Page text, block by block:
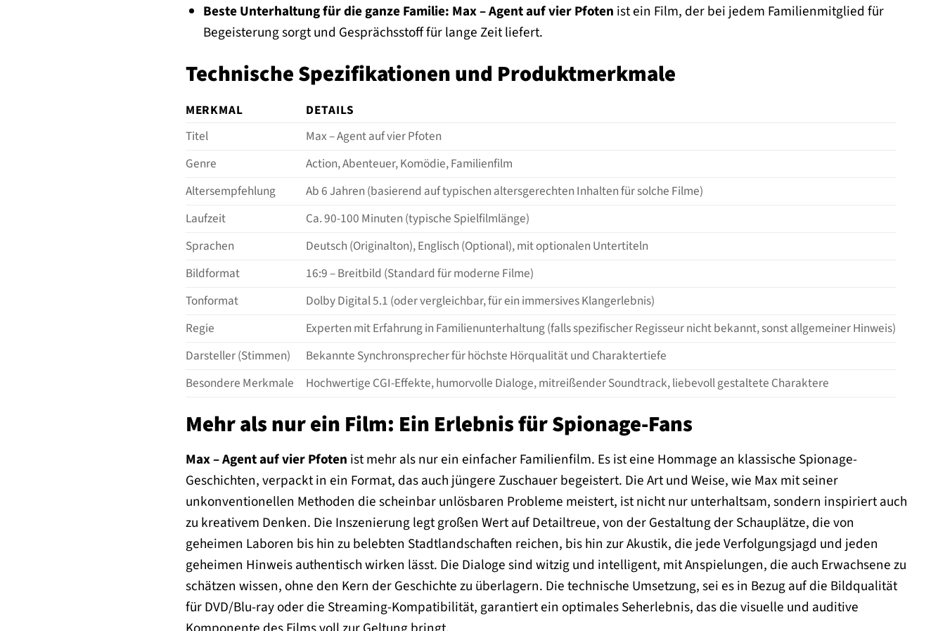
Beste Unterhaltung für die ganze Familie: Max – Agent auf vier Pfoten ist ein Film, der bei jedem Familienmitglied für
Begeisterung sorgt und Gesprächsstoff für lange Zeit liefert.
Technische Spezifikationen und Produktmerkmale
MERKMAL
DETAILS
Titel
Max – Agent auf vier Pfoten
Genre
Action, Abenteuer, Komödie, Familienfilm
Altersempfehlung
Ab 6 Jahren (basierend auf typischen altersgerechten Inhalten für solche Filme)
Laufzeit
Ca. 90-100 Minuten (typische Spielfilmlänge)
Sprachen
Deutsch (Originalton), Englisch (Optional), mit optionalen Untertiteln
Bildformat
16:9 – Breitbild (Standard für moderne Filme)
Tonformat
Dolby Digital 5.1 (oder vergleichbar, für ein immersives Klangerlebnis)
Regie
Experten mit Erfahrung in Familienunterhaltung (falls spezifischer Regisseur nicht bekannt, sonst allgemeiner Hinweis)
Darsteller (Stimmen)
Bekannte Synchronsprecher für höchste Hörqualität und Charaktertiefe
Besondere Merkmale
Hochwertige CGI-Effekte, humorvolle Dialoge, mitreißender Soundtrack, liebevoll gestaltete Charaktere
Mehr als nur ein Film: Ein Erlebnis für Spionage-Fans
Max – Agent auf vier Pfoten ist mehr als nur ein einfacher Familienfilm. Es ist eine Hommage an klassische Spionage-
Geschichten, verpackt in ein Format, das auch jüngere Zuschauer begeistert. Die Art und Weise, wie Max mit seiner
unkonventionellen Methoden die scheinbar unlösbaren Probleme meistert, ist nicht nur unterhaltsam, sondern inspiriert auch
zu kreativem Denken. Die Inszenierung legt großen Wert auf Detailtreue, von der Gestaltung der Schauplätze, die von
geheimen Laboren bis hin zu belebten Stadtlandschaften reichen, bis hin zur Akustik, die jede Verfolgungsjagd und jeden
geheimen Hinweis authentisch wirken lässt. Die Dialoge sind witzig und intelligent, mit Anspielungen, die auch Erwachsene zu
schätzen wissen, ohne den Kern der Geschichte zu überlagern. Die technische Umsetzung, sei es in Bezug auf die Bildqualität
für DVD/Blu-ray oder die Streaming-Kompatibilität, garantiert ein optimales Seherlebnis, das die visuelle und auditive